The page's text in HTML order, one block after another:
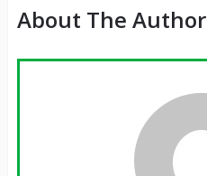
About The Author